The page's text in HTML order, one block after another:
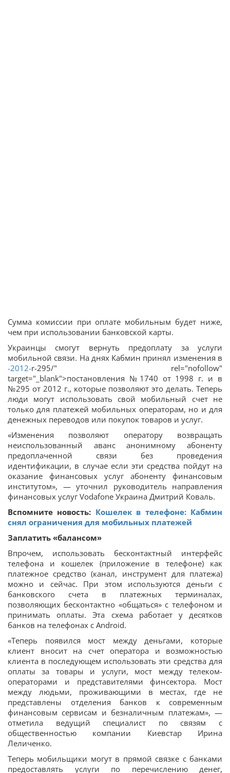
Сумма комиссии при оплате мобильным будет ниже,
чем при использовании банковской карты.
Украинцы смогут вернуть предоплату за услуги
мобильной связи. На днях Кабмин принял изменения в
-2012-r-295/" rel="nofollow"
target="_blank">постановления №1740 от 1998 г. и в
№295 от 2012 г., которые позволяют это делать. Теперь
люди могут использовать свой мобильный счет не
только для платежей мобильных операторам, но и для
денежных переводов или покупок товаров и услуг.
«Изменения позволяют оператору возвращать
неиспользованный аванс анонимному абоненту
предоплаченной связи без проведения
идентификации, в случае если эти средства пойдут на
оказание финансовых услуг абоненту финансовым
институтом», — уточнил руководитель направления
финансовых услуг Vodafone Украина Дмитрий Коваль.
Вспомните новость: Кошелек в телефоне: Кабмин
снял ограничения для мобильных платежей
Заплатить «балансом»
Впрочем, использовать бесконтактный интерфейс
телефона и кошелек (приложение в телефоне) как
платежное средство (канал, инструмент для платежа)
можно и сейчас. При этом используются деньги с
банковского счета в платежных терминалах,
позволяющих бесконтактно «общаться» с телефоном и
принимать оплаты. Эта схема работает у десятков
банков на телефонах с Android.
«Теперь появился мост между деньгами, которые
клиент вносит на счет оператора и возможностью
клиента в последующем использовать эти средства для
оплаты за товары и услуги, мост между телеком-
операторами и представителями финсектора. Мост
между людьми, проживающими в местах, где не
представлены отделения банков к современным
финансовым сервисам и безналичным платежам», —
отметила ведущий специалист по связям с
общественностью компании Киевстар Ирина
Леличенко.
Теперь мобильщики могут в прямой связке с банками
предоставлять услуги по перечислению денег,